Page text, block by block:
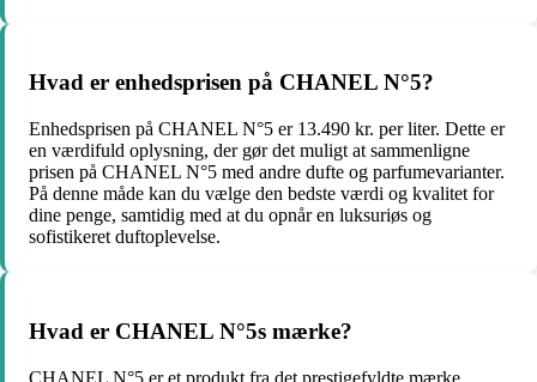
Hvad er enhedsprisen på CHANEL N°5?
Enhedsprisen på CHANEL N°5 er 13.490 kr. per liter. Dette er
en værdifuld oplysning, der gør det muligt at sammenligne
prisen på CHANEL N°5 med andre dufte og parfumevarianter.
På denne måde kan du vælge den bedste værdi og kvalitet for
dine penge, samtidig med at du opnår en luksuriøs og
sofistikeret duftoplevelse.
Hvad er CHANEL N°5s mærke?
CHANEL N°5 er et produkt fra det prestigefyldte mærke